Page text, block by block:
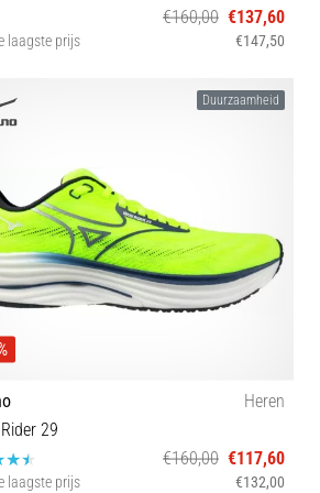
€160,00 €137,60
laagste prijs €147,50
40½ 41 42 42½ 43 44 45 46 46½ 48½Duurzaamheid
Heren
29
€160,00 €117,60
laagste prijs €132,00